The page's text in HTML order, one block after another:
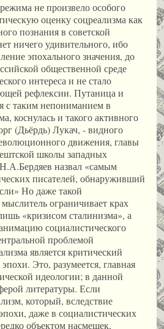
не произвело особого
оценку соцреализма как
познания в советской
ничего удивительного, ибо
эпохального значения, до
общественной среде
интереса и не стало
рефлексии. Путаница и
с таким непониманием в
коснулась и такого активного
(Дьёрдь) Лукач, - видного
движения, главы
школы западных
назвал «самым
писателей, обнаруживший
Но даже такой
ограничивает крах
«кризисом сталинизма», а
социалистического
проблемой
является критический
Это, разумеется, главная
идеологии; в данной
литературы. Если
который, вследствие
даже в социалистических
объектом насмешек,